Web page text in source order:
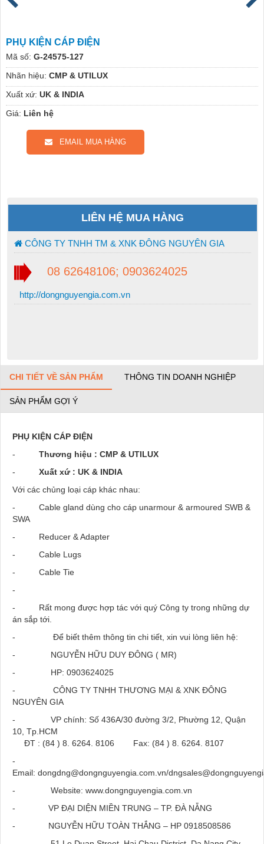
PHỤ KIỆN CÁP ĐIỆN
Mã số: G-24575-127
Nhãn hiệu: CMP & UTILUX
Xuất xứ: UK & INDIA
Giá: Liên hệ
EMAIL MUA HÀNG
LIÊN HỆ MUA HÀNG
CÔNG TY TNHH TM & XNK ĐÔNG NGUYÊN GIA
08 62648106; 0903624025
http://dongnguyengia.com.vn
CHI TIẾT VỀ SẢN PHẨM THÔNG TIN DOANH NGHIỆP
SẢN PHẨM GỢI Ý
PHỤ KIỆN CÁP ĐIỆN
- Thương hiệu : CMP & UTILUX
- Xuất xứ : UK & INDIA
Với các chủng loại cáp khác nhau:
- Cable gland dùng cho cáp unarmour & armoured SWB &
SWA
- Reducer & Adapter
- Cable Lugs
- Cable Tie
-
- Rất mong được hợp tác với quý Công ty trong những dự
án sắp tới.
- Để biết thêm thông tin chi tiết, xin vui lòng liên hệ:
- NGUYỄN HỮU DUY ĐÔNG ( MR)
- HP: 0903624025
- CÔNG TY TNHH THƯƠNG MẠI & XNK ĐÔNG
NGUYÊN GIA
- VP chính: Số 436A/30 đường 3/2, Phường 12, Quận
10, Tp.HCM
ĐT : (84 ) 8. 6264. 8106 Fax: (84 ) 8. 6264. 8107
-
Email: dongdng@dongnguyengia.com.vn/
- Website: www.dongnguyengia.com.vn
- VP ĐẠI DIỆN MIỀN TRUNG – TP. ĐÀ NẴNG
- NGUYỄN HỮU TOÀN THẮNG – HP 0918508586